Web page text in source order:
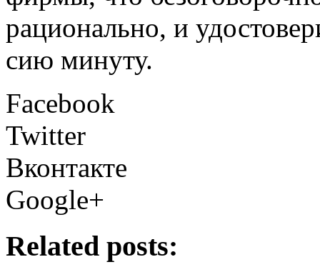
рационально, и
сию минуту.
Facebook
Twitter
Вконтакте
Google+
Related posts: